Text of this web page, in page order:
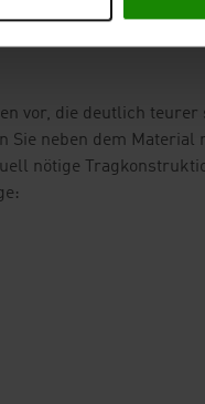
vor, die deutlich teurer
Sie neben dem Material
nötige